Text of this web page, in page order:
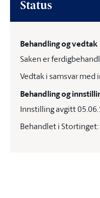
Status
Behandling og vedtak
Saken er
Vedtak i samsvar
Behandling og
Innstilling avgitt
Behandlet i